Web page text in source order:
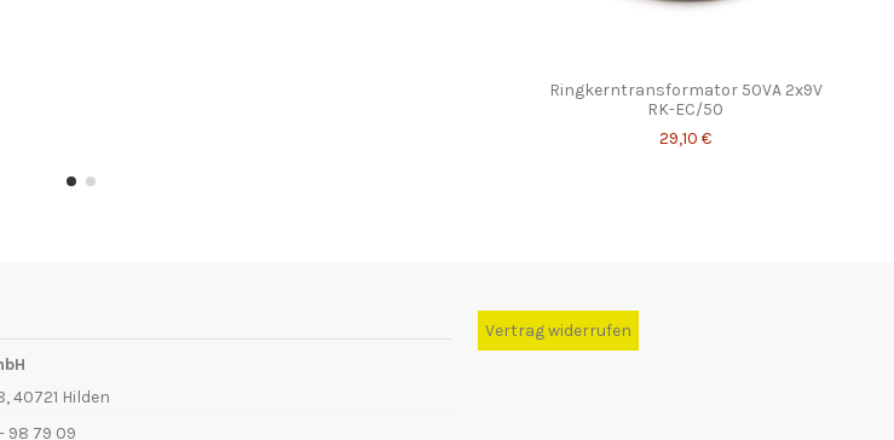
Ringkerntransformator 50VA 2x9V
RK-EC/50
29,10 €
40721 Hilden
98 79 09
Vertrag widerrufen